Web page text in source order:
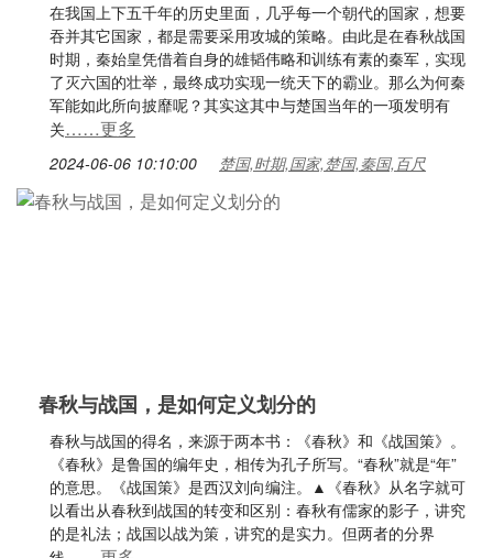
在我国上下五千年的历史里面，几乎每一个朝代的国家，想要
吞并其它国家，都是需要采用攻城的策略。由此是在春秋战国
时期，秦始皇凭借着自身的雄韬伟略和训练有素的秦军，实现
了灭六国的壮举，最终成功实现一统天下的霸业。那么为何秦
军能如此所向披靡呢？其实这其中与楚国当年的一项发明有
关……更多
2024-06-06 10:10:00 楚国,时期,国家,楚国,秦国,百尺
春秋与战国，是如何定义划分的
春秋与战国的得名，来源于两本书：《春秋》和《战国策》。
《春秋》是鲁国的编年史，相传为孔子所写。“春秋”就是“年”
的意思。《战国策》是西汉刘向编注。▲《春秋》从名字就可
以看出从春秋到战国的转变和区别：春秋有儒家的影子，讲究
的是礼法；战国以战为策，讲究的是实力。但两者的分界